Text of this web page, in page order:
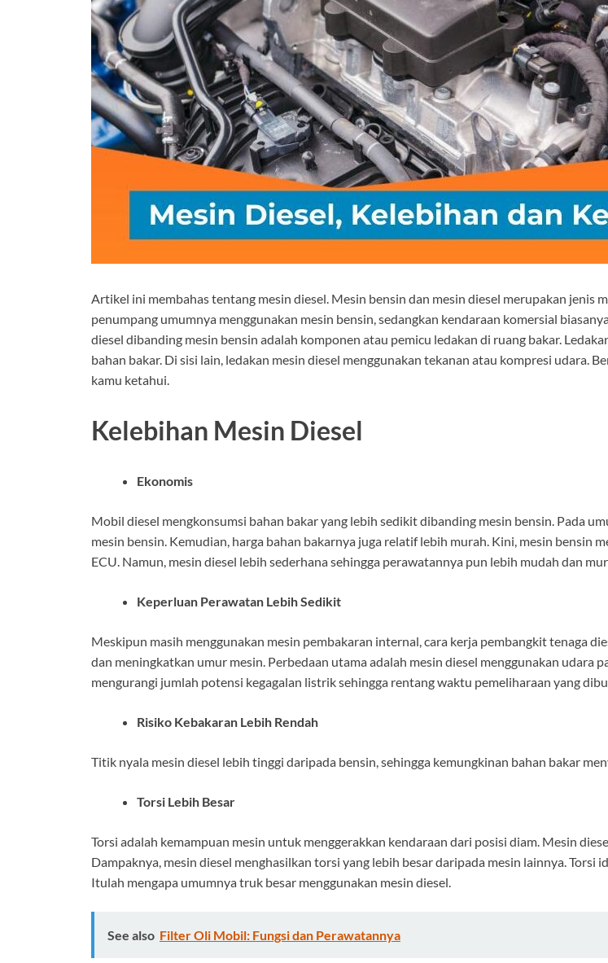
Artikel ini membahas tentang mesin diesel. Mesin bensin dan mesin diesel merupakan jenis
penumpang umumnya menggunakan mesin bensin, sedangkan kendaraan komersial
diesel dibanding mesin bensin adalah komponen atau pemicu ledakan di ruang bakar.
bahan bakar. Di sisi lain, ledakan mesin diesel menggunakan tekanan atau kompresi udara.
kamu ketahui.
Kelebihan Mesin Diesel
Ekonomis
Mobil diesel mengkonsumsi bahan bakar yang lebih sedikit dibanding mesin bensin. Pada
mesin bensin. Kemudian, harga bahan bakarnya juga relatif lebih murah. Kini, mesin bensin
ECU. Namun, mesin diesel lebih sederhana sehingga perawatannya pun lebih mudah dan
Keperluan Perawatan Lebih Sedikit
Meskipun masih menggunakan mesin pembakaran internal, cara kerja pembangkit tenaga
dan meningkatkan umur mesin. Perbedaan utama adalah mesin diesel menggunakan
mengurangi jumlah potensi kegagalan listrik sehingga rentang waktu pemeliharaan yang
Risiko Kebakaran Lebih Rendah
Titik nyala mesin diesel lebih tinggi daripada bensin, sehingga kemungkinan bahan bakar
Torsi Lebih Besar
Torsi adalah kemampuan mesin untuk menggerakkan kendaraan dari posisi diam. Mesin
Dampaknya, mesin diesel menghasilkan torsi yang lebih besar daripada mesin lainnya.
Itulah mengapa umumnya truk besar menggunakan mesin diesel.
See also Filter Oli Mobil: Fungsi dan Perawatannya